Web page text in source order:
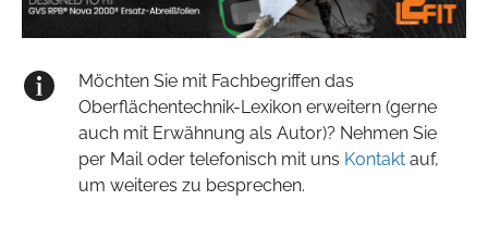
Möchten Sie mit Fachbegriffen das
Oberflächentechnik-Lexikon erweitern (gerne
auch mit Erwähnung als Autor)? Nehmen Sie
per Mail oder telefonisch mit uns Kontakt auf,
um weiteres zu besprechen.